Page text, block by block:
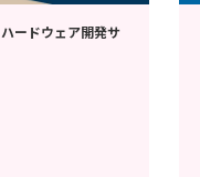
ードウェア開発サ